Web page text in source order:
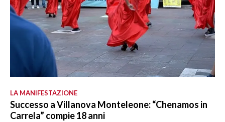
LA MANIFESTAZIONE
Successo a Villanova Monteleone: “Chenamos in
Carrela” compie 18 anni